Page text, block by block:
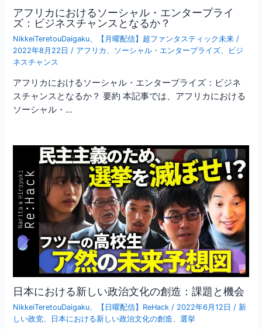
アフリカにおけるソーシャル・エンタープライ
ズ：ビジネスチャンスとなるか？
NikkeiTeretouDaigaku 【月曜配信】超ファンタスティック未来 /
2022年8月22日 / アフリカ ソーシャル・エンタープライズ
ビジ
ネスチャンス
アフリカにおけるソーシャル・エンタープライズ：ビジネ
スチャンスとなるか？ 要約 本記事では、アフリカにおける
ソーシャル・…
日本における新しい政治文化の創造：課題と機会
NikkeiTeretouDaigaku、 【日曜配信】ReHack / 2022年6月12日 / 新
しい政党、 日本における新しい政治文化の創造、選挙